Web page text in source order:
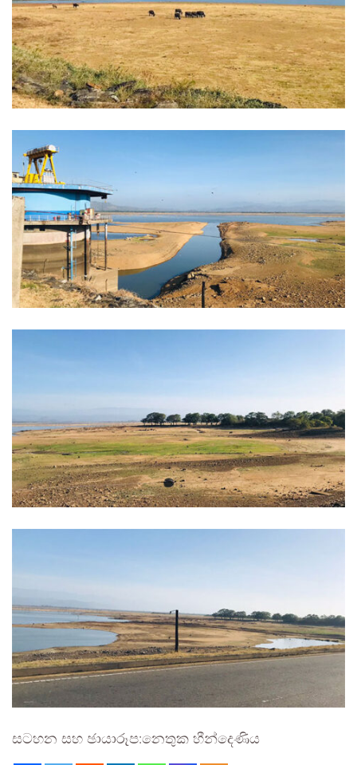
සටහන සහ ඡායාරූප:නෙතුක හීන්දෙණිය